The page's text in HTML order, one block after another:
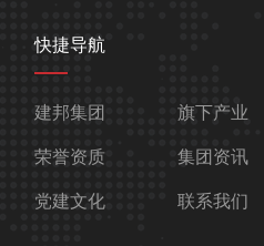
快捷导航
建邦集团 旗下产业
荣誉资质 集团资讯
党建文化 联系我们